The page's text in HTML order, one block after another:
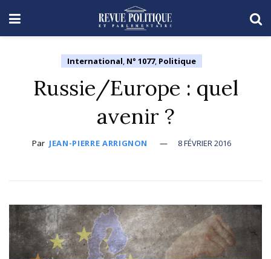
International, N° 1077, Politique
Russie/Europe : quel
avenir ?
Par JEAN-PIERRE ARRIGNON 8 FÉVRIER 2016